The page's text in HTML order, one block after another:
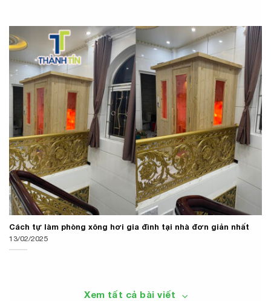
Cách tự làm phòng xông hơi gia đình tại nhà đơn giản nhất
13/02/2025
Xem tất cả bài viết